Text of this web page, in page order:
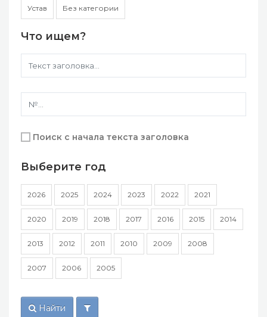
Устав Без категории
Что ищем?
Поиск с начала текста заголовка
Выберите год
2026 2025 2024 2023 2022 2021
2020 2019 2018 2017 2016 2015 2014
2013 2012 2011 2010 2009 2008
2007 2006 2005
Найти